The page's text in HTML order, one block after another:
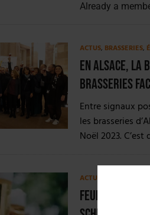
Already a
ACTUS, BRASSERIES,
En Alsace, la
brasseries
Entre signaux
les brasseries
Noël 2023. C’est
ACTUS
Feuilleton de